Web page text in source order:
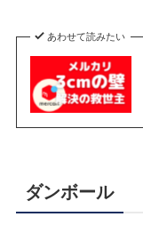
あわせて読みたい
ダンボール